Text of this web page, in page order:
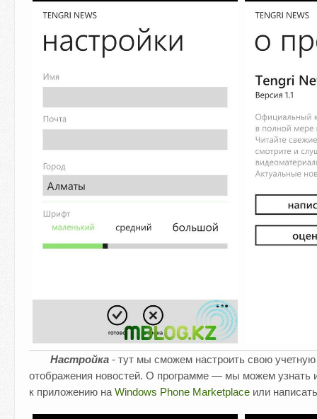
Настройка - тут мы сможем настроить свою
отображения новостей. О программе — мы можем узнать
к приложению на Windows Phone Marketplace или